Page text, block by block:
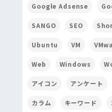
Google Adsense
SANGO SEO
Ubuntu VM
Web Windows
アイコン アンケート
カラム キーワード